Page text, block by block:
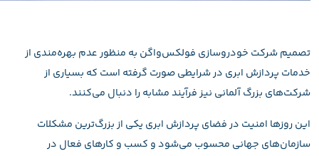
تصمیم شرکت خودروسازی فولکس‌واگن به منظور عدم بهره‌مندی از
خدمات پردازش ابری در شرایطی صورت گرفته است که بسیاری از
شرکت‌های بزرگ آلمانی نیز فرآیند مشابه را دنبال می‌کنند.
این روزها امنیت در فضای پردازش ابری یکی از بزرگ‌ترین مشکلات
سازمان‌های جهانی محسوب می‌شود و کسب و کارهای فعال در